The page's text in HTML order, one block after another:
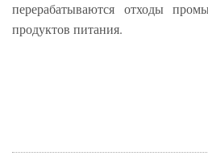
перерабатываются отходы
продуктов питания.